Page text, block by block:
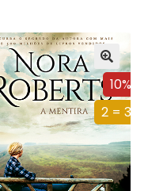
10%
2 = 3